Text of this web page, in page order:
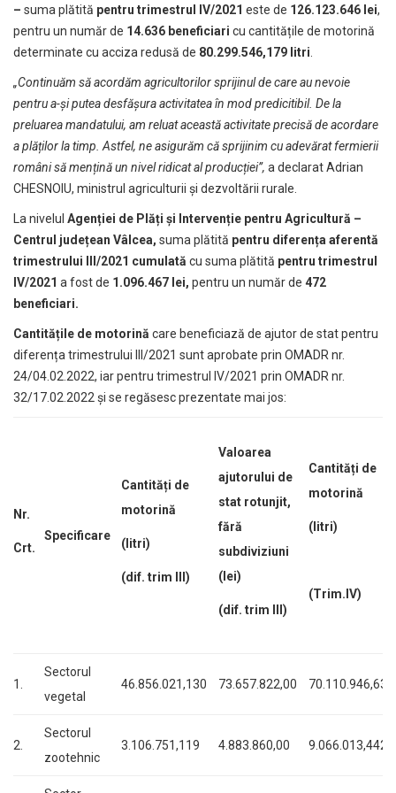
– suma plătită pentru trimestrul IV/2021 este de 126.123.646 lei,
pentru un număr de 14.636 beneficiari cu cantitățile de motorină
determinate cu acciza redusă de 80.299.546,179 litri
„Continuăm să acordăm agricultorilor sprijinul de care au nevoie
pentru a-și putea desfășura activitatea în mod predicitibil. De la
preluarea mandatului, am reluat această activitate precisă de acordare
a plăților la timp. Astfel, ne asigurăm că sprijinim cu adevărat fermierii
români să mențină un nivel ridicat al producției”, a declarat Adrian
CHESNOIU, ministrul agriculturii și dezvoltării rurale.
La nivelul Agenției de Plăți și Intervenție pentru Agricultură –
Centrul județean Vâlcea, suma plătită pentru diferența aferentă
trimestrului III/2021 cumulată cu suma plătită pentru trimestrul
IV/2021 a fost de 1.096.467 lei, pentru un număr de 472
beneficiari.
Cantitățile de motorină care beneficiază de ajutor de stat pentru
diferența trimestrului III/2021 sunt aprobate prin OMADR nr.
24/04.02.2022, iar pentru trimestrul IV/2021 prin OMADR nr.
32/17.02.2022 și se regăsesc prezentate mai jos:
Nr.
Crt.
Specificare
Cantități de
motorină
(litri)
(dif. trim III)
Valoarea
ajutorului de
stat rotunjit,
fără
subdiviziuni
(lei)
(dif. trim III)
Cantități de
motorină
(litri)
(Trim.IV)
1.
Sectorul
vegetal
46.856.021,130 73.657.822,00 70.110.946,638
2.
Sectorul
zootehnic
3.106.751,119 4.883.860,00 9.066.013,442